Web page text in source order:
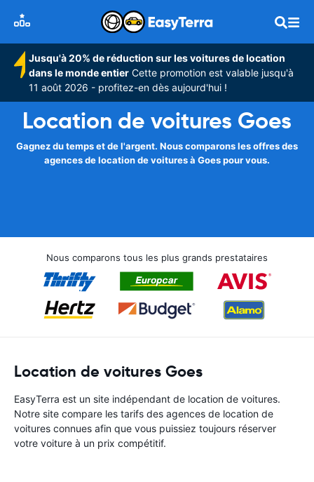
Jusqu'à 20% de réduction sur les voitures de location
dans le monde entier Cette promotion est valable jusqu'à
11 août 2026 - profitez-en dès aujourd'hui !
Location de voitures Goes
Gagnez du temps et de l'argent. Nous comparons les offres des
agences de location de voitures à Goes pour vous.
Nous comparons tous les plus grands prestataires
Location de voitures Goes
EasyTerra est un site indépendant de location de voitures.
Notre site compare les tarifs des agences de location de
voitures connues afin que vous puissiez toujours réserver
votre voiture à un prix compétitif.